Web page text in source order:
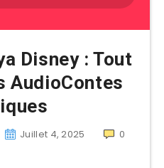
Disney : Tout
AudioContes
Juillet 4, 2025 0